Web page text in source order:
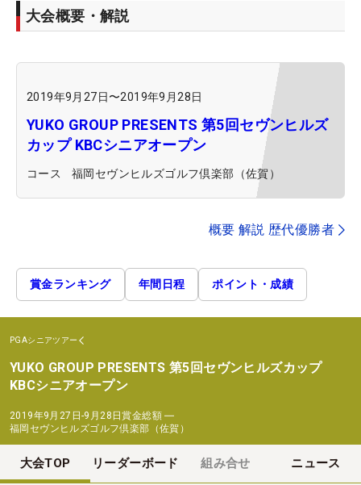
大会概要・解説
2019年9月27日〜2019年9月28日
YUKO GROUP PRESENTS 第5回セヴンヒルズ
カップ KBCシニアオープン
コース 福岡セヴンヒルズゴルフ倶楽部（佐賀）
概要 解説 歴代優勝者
賞金ランキング 年間日程 ポイント・成績
PGAシニアツアー
YUKO GROUP PRESENTS 第5回セヴンヒルズカップ
KBCシニアオープン
2019年9月27日-9月28日賞金総額 ―
福岡セヴンヒルズゴルフ倶楽部（佐賀）
大会TOP リーダーボード 組み合せ ニュース